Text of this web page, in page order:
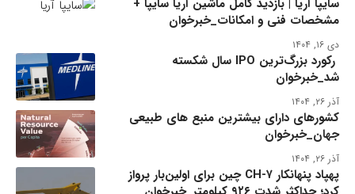
سایپا آریا | بازدید کامل ماشین آریا سایپا +
مشخصات فنی و امکانات_خبرخوان
دی ۱۶, ۱۴۰۴
رکورد بزرگ‌ترین IPO سال شکسته
شد_خبرخوان
آذر ۲۶, ۱۴۰۴
کشورهای دارای بیشترین منبع های طبیعی
جهان_خبرخوان
آذر ۲۶, ۱۴۰۴
پهپاد پنهانکار CH-۷ چین برای اولین‌بار پرواز